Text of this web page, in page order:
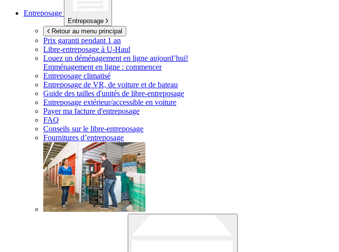
Entreposage
Entreposage
Retour au menu principal
Prix garanti pendant 1 an
Libre-entreposage à U-Haul
Louez un déménagement en ligne aujourd’hui!
Emménagement en ligne : commencer
Entreposage climatisé
Entreposage de VR, de voiture et de bateau
Guide des tailles d'unités de libre-entreposage
Entreposage extérieur/accessible en voiture
Payer ma facture d'entreposage
FAQ
Conseils sur le libre-entreposage
Fournitures d’entreposage